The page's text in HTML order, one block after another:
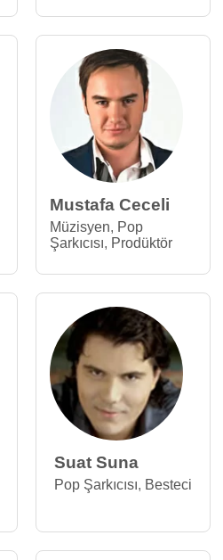
Mustafa Ceceli
Müzisyen, Pop
Şarkıcısı, Prodüktör
Suat Suna
Pop Şarkıcısı, Besteci